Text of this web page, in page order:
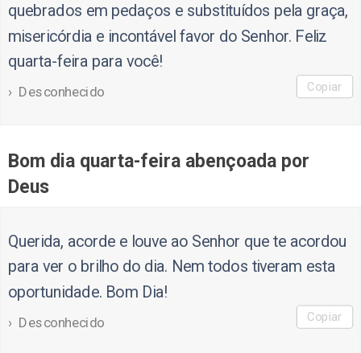
quebrados em pedaços e substituídos pela graça,
misericórdia e incontável favor do Senhor. Feliz
quarta-feira para você!
Desconhecido Copiar
Bom dia quarta-feira abençoada por
Deus
Querida, acorde e louve ao Senhor que te acordou
para ver o brilho do dia. Nem todos tiveram esta
oportunidade. Bom Dia!
Desconhecido Copiar